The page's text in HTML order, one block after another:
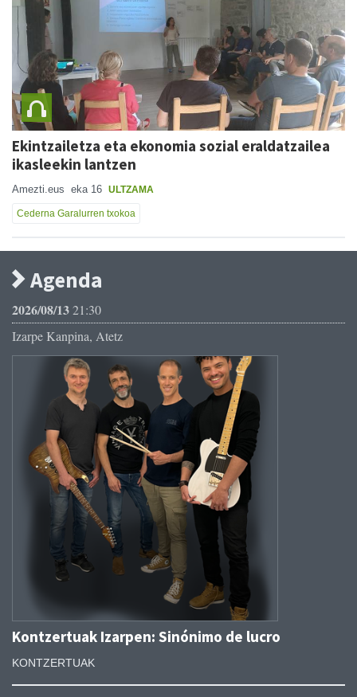
Ekintzailetza eta ekonomia sozial eraldatzailea
ikasleekin lantzen
Amezti.eus eka 16 ULTZAMA
Cederna Garalurren txokoa
Agenda
2026/08/1321:30
Izarpe Kanpina, Atetz
Kontzertuak Izarpen: Sinónimo de lucro
KONTZERTUAK